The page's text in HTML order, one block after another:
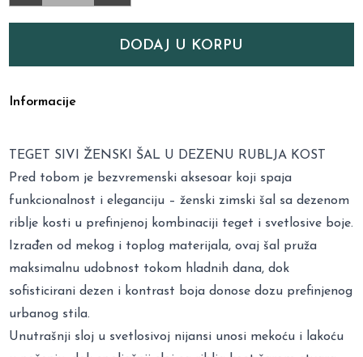
DODAJ U KORPU
Informacije
TEGET SIVI ŽENSKI ŠAL U DEZENU RUBLJA KOST
Pred tobom je bezvremenski aksesoar koji spaja
funkcionalnost i eleganciju – ženski zimski šal sa dezenom
riblje kosti u prefinjenoj kombinaciji teget i svetlosive boje.
Izrađen od mekog i toplog materijala, ovaj šal pruža
maksimalnu udobnost tokom hladnih dana, dok
sofisticirani dezen i kontrast boja donose dozu prefinjenog
urbanog stila.
Unutrašnji sloj u svetlosivoj nijansi unosi mekoću i lakoću